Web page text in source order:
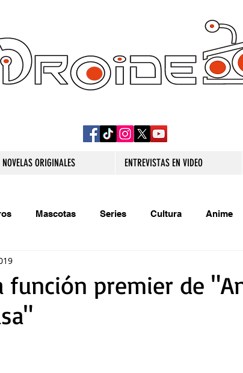
NOVELAS ORIGINALES ENTREVISTAS EN VIDEO
Mascotas Series Cultura Anime
originales
función premier de